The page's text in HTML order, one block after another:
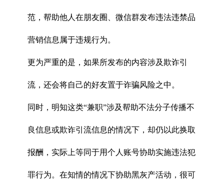
范，帮助他人在朋友圈、微信群发布违法违禁品
营销信息属于违规行为。
更为严重的是，如果所发布的内容涉及欺诈引
流，还会将自己的好友置于诈骗风险之中。
同时，明知这类“兼职”涉及帮助不法分子传播不
良信息或欺诈引流信息的情况下，却仍以此换取
报酬，实际上等同于用个人账号协助实施违法犯
罪行为。在知情的情况下协助黑灰产活动，很可